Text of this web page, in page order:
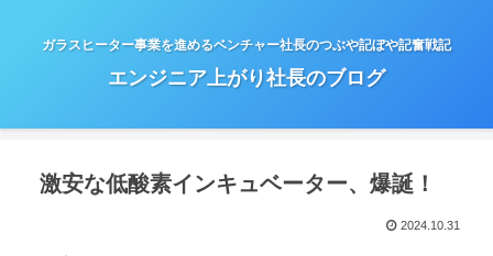
ガラスヒーター事業を進めるベンチャー社長のつぶや記ぼや記奮戦記
エンジニア上がり社長のブログ
激安な低酸素インキュベーター、爆誕！
2024.10.31